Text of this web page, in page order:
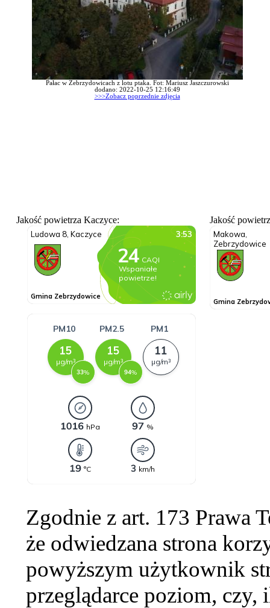
Pałac w Zebrzydowicach z lotu ptaka. Fot: Mariusz Jaszczurowski
dodano: 2022-10-25 12:16:49
>>>Zobacz poprzednie zdjęcia
Jakość powietrza Kaczyce: Jakość
Zgodnie z art. 173 Prawa
że odwiedzana strona
powyższym użytkownik
przeglądarce poziom,